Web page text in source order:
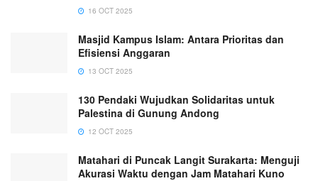
16 OCT 2025
Masjid Kampus Islam: Antara Prioritas dan
Efisiensi Anggaran
13 OCT 2025
130 Pendaki Wujudkan Solidaritas untuk
Palestina di Gunung Andong
12 OCT 2025
Matahari di Puncak Langit Surakarta: Menguji
Akurasi Waktu dengan Jam Matahari Kuno